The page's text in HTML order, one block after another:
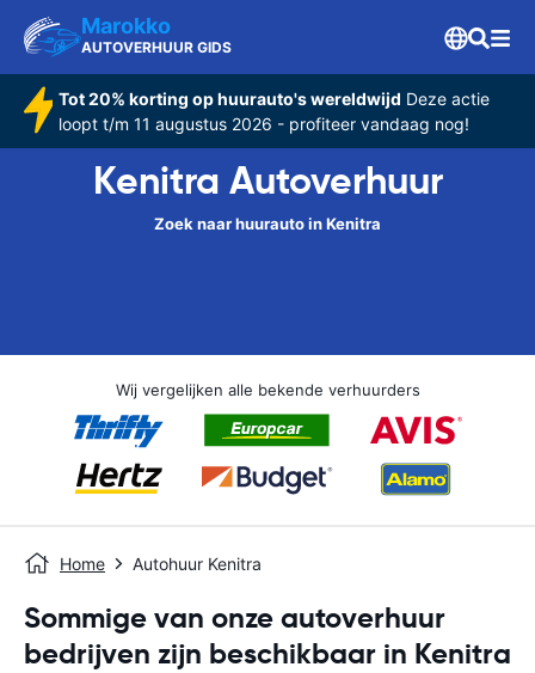
Marokko
AUTOVERHUUR GIDS
Tot 20% korting op huurauto's wereldwijd Deze actie
loopt t/m 11 augustus 2026 - profiteer vandaag nog!
Kenitra Autoverhuur
Zoek naar huurauto in Kenitra
Wij vergelijken alle bekende verhuurders
Home Autohuur Kenitra
Sommige van onze autoverhuur
bedrijven zijn beschikbaar in Kenitra